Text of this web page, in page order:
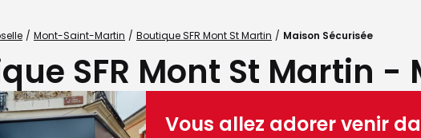
Mont-Saint-Martin Boutique SFR Mont St Martin Maison Sécurisée
SFR Mont St Martin -
Vous allez adorer venir